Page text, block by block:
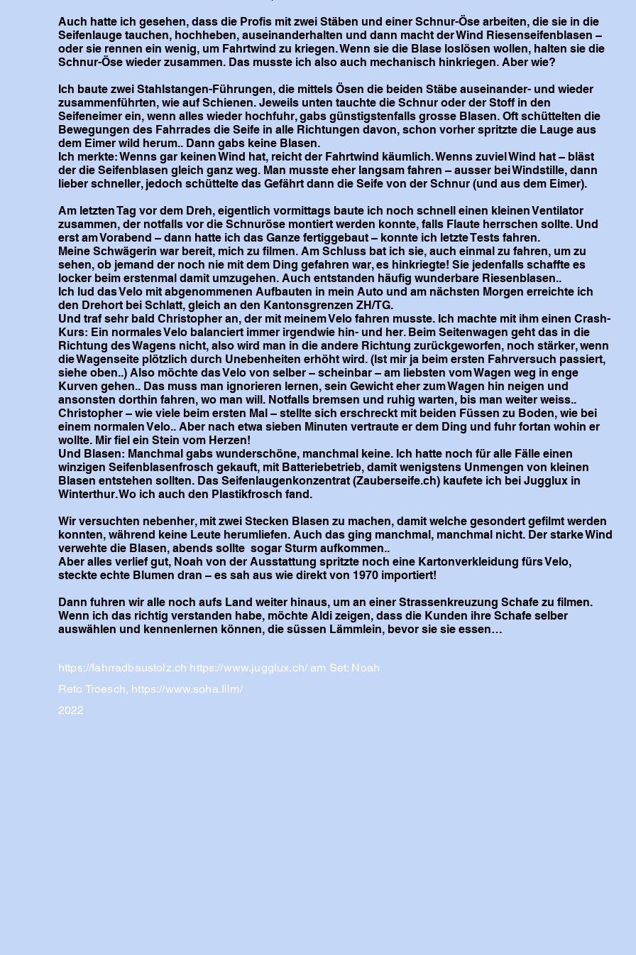
Auch hatte ich gesehen, dass die Profis mit zwei Stäben und einer Schnur-Öse arbeiten, die sie in die
Seifenlauge tauchen, hochheben, auseinanderhalten und dann macht der Wind Riesenseifenblasen –
oder sie rennen ein wenig, um Fahrtwind zu kriegen. Wenn sie die Blase loslösen wollen, halten sie die
Schnur-Öse wieder zusammen. Das musste ich also auch mechanisch hinkriegen. Aber wie?
Ich baute zwei Stahlstangen-Führungen, die mittels Ösen die beiden Stäbe auseinander- und wieder
zusammenführten, wie auf Schienen. Jeweils unten tauchte die Schnur oder der Stoff in den
Seifeneimer ein, wenn alles wieder hochfuhr, gabs günstigstenfalls grosse Blasen. Oft schüttelten die
Bewegungen des Fahrrades die Seife in alle Richtungen davon, schon vorher spritzte die Lauge aus
dem Eimer wild herum.. Dann gabs keine Blasen.
Ich merkte: Wenns gar keinen Wind hat, reicht der Fahrtwind käumlich. Wenns zuviel Wind hat – bläst
der die Seifenblasen gleich ganz weg. Man musste eher langsam fahren – ausser bei Windstille, dann
lieber schneller, jedoch schüttelte das Gefährt dann die Seife von der Schnur (und aus dem Eimer).
Am letzten Tag vor dem Dreh, eigentlich vormittags baute ich noch schnell einen kleinen Ventilator
zusammen, der notfalls vor die Schnuröse montiert werden konnte, falls Flaute herrschen sollte. Und
erst am Vorabend – dann hatte ich das Ganze fertiggebaut – konnte ich letzte Tests fahren.
Meine Schwägerin war bereit, mich zu filmen. Am Schluss bat ich sie, auch einmal zu fahren, um zu
sehen, ob jemand der noch nie mit dem Ding gefahren war, es hinkriegte! Sie jedenfalls schaffte es
locker beim erstenmal damit umzugehen. Auch entstanden häufig wunderbare Riesenblasen..
Ich lud das Velo mit abgenommenen Aufbauten in mein Auto und am nächsten Morgen erreichte ich
den Drehort bei Schlatt, gleich an den Kantonsgrenzen ZH/TG.
Und traf sehr bald Christopher an, der mit meinem Velo fahren musste. Ich machte mit ihm einen Crash-
Kurs: Ein normales Velo balanciert immer irgendwie hin- und her. Beim Seitenwagen geht das in die
Richtung des Wagens nicht, also wird man in die andere Richtung zurückgeworfen, noch stärker, wenn
die Wagenseite plötzlich durch Unebenheiten erhöht wird. (Ist mir ja beim ersten Fahrversuch passiert,
siehe oben..) Also möchte das Velo von selber – scheinbar – am liebsten vom Wagen weg in enge
Kurven gehen.. Das muss man ignorieren lernen, sein Gewicht eher zum Wagen hin neigen und
ansonsten dorthin fahren, wo man will. Notfalls bremsen und ruhig warten, bis man weiter weiss..
Christopher – wie viele beim ersten Mal – stellte sich erschreckt mit beiden Füssen zu Boden, wie bei
einem normalen Velo.. Aber nach etwa sieben Minuten vertraute er dem Ding und fuhr fortan wohin er
wollte. Mir fiel ein Stein vom Herzen!
Und Blasen: Manchmal gabs wunderschöne, manchmal keine. Ich hatte noch für alle Fälle einen
winzigen Seifenblasenfrosch gekauft, mit Batteriebetrieb, damit wenigstens Unmengen von kleinen
Blasen entstehen sollten. Das Seifenlaugenkonzentrat (Zauberseife.ch) kaufete ich bei Jugglux in
Winterthur. Wo ich auch den Plastikfrosch fand.
Wir versuchten nebenher, mit zwei Stecken Blasen zu machen, damit welche gesondert gefilmt werden
konnten, während keine Leute herumliefen. Auch das ging manchmal, manchmal nicht. Der starke Wind
verwehte die Blasen, abends sollte sogar Sturm aufkommen..
Aber alles verlief gut, Noah von der Ausstattung spritzte noch eine Kartonverkleidung fürs Velo,
steckte echte Blumen dran – es sah aus wie direkt von 1970 importiert!
Dann fuhren wir alle noch aufs Land weiter hinaus, um an einer Strassenkreuzung Schafe zu filmen.
Wenn ich das richtig verstanden habe, möchte Aldi zeigen, dass die Kunden ihre Schafe selber
auswählen und kennenlernen können, die süssen Lämmlein, bevor sie sie essen…
https://fahrradbaustolz.ch https://www.jugglux.ch/am Set: Noah
Reto Troesch, https://www.soha.film/
2022